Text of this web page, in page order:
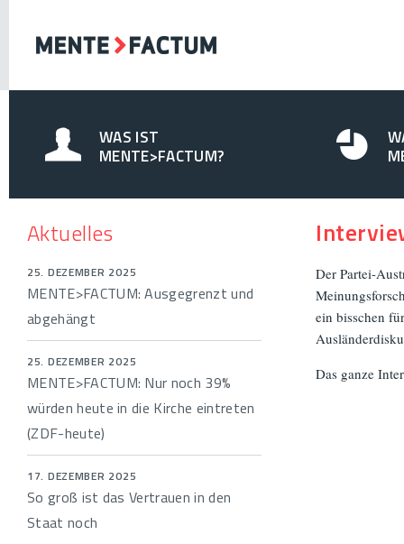
WAS IST
MENTE>FACTUM?
Aktuelles
25. DEZEMBER 2025
MENTE>FACTUM: Ausgegrenzt und
abgehängt
25. DEZEMBER 2025
MENTE>FACTUM: Nur noch 39%
würden heute in die Kirche eintreten
(ZDF-heute)
17. DEZEMBER 2025
So groß ist das Vertrauen in den
Staat noch
Der Partei-
ein bisschen
Das ganze